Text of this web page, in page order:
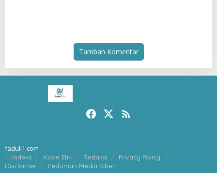
Tambah Komentar
faduli1.com
Indeks Kode Etik Redaksi
Privacy Policy
Disclaimer
Pedoman Media Siber